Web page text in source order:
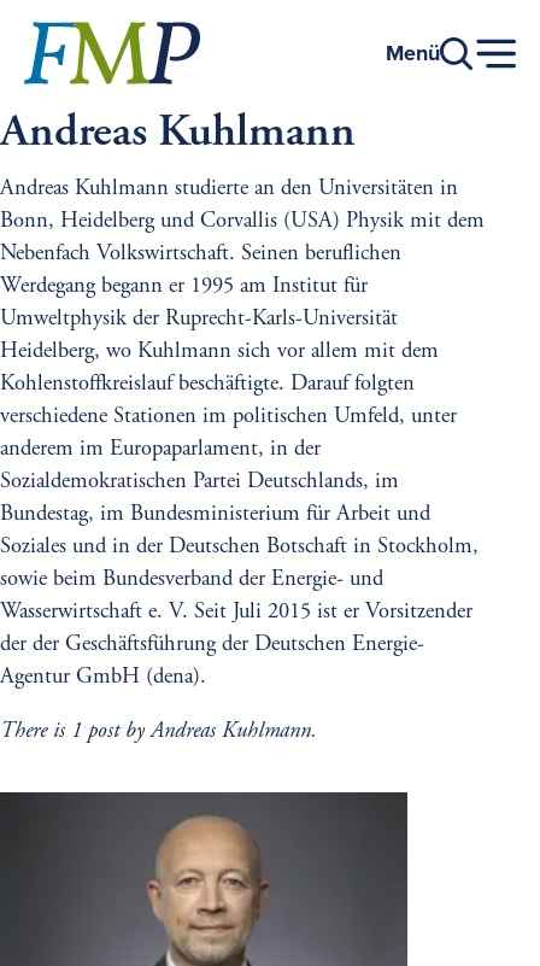
main
Menü
Andreas Kuhlmann
Andreas Kuhlmann studierte an den Universitäten in
Bonn, Heidelberg und Corvallis (USA) Physik mit dem
Nebenfach Volkswirtschaft. Seinen beruflichen
Werdegang begann er 1995 am Institut für
Umweltphysik der Ruprecht-Karls-Universität
Heidelberg, wo Kuhlmann sich vor allem mit dem
Kohlenstoffkreislauf beschäftigte. Darauf folgten
verschiedene Stationen im politischen Umfeld, unter
anderem im Europaparlament, in der
Sozialdemokratischen Partei Deutschlands, im
Bundestag, im Bundesministerium für Arbeit und
Soziales und in der Deutschen Botschaft in Stockholm,
sowie beim Bundesverband der Energie- und
Wasserwirtschaft e. V. Seit Juli 2015 ist er Vorsitzender
der der Geschäftsführung der Deutschen Energie-
Agentur GmbH (dena).
There is 1 post by Andreas Kuhlmann.